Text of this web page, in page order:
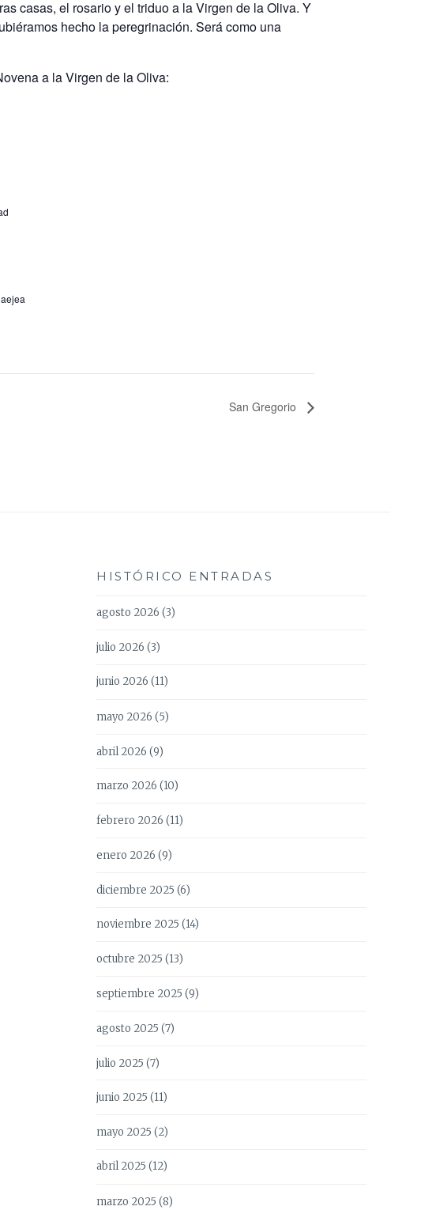
casas, el rosario y el triduo a la Virgen de la Oliva. Y
hecho la peregrinación. Será como una
a la Virgen de la Oliva:
San Gregorio
HISTÓRICO ENTRADAS
agosto 2026 (3)
julio 2026 (3)
junio 2026 (11)
mayo 2026 (5)
abril 2026 (9)
marzo 2026 (10)
febrero 2026 (11)
enero 2026 (9)
diciembre 2025 (6)
noviembre 2025 (14)
octubre 2025 (13)
septiembre 2025 (9)
agosto 2025 (7)
julio 2025 (7)
junio 2025 (11)
mayo 2025 (2)
abril 2025 (12)
marzo 2025 (8)